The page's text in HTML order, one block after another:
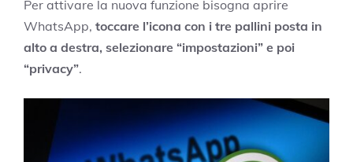
Per attivare la nuova funzione bisogna aprire
WhatsApp, toccare l’icona con i tre pallini posta in
alto a destra, selezionare “impostazioni” e poi
“privacy”.